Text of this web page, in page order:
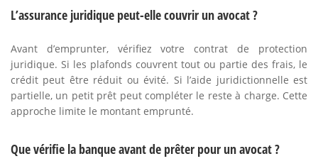
L’assurance juridique peut-elle couvrir un avocat ?
Avant d’emprunter, vérifiez votre contrat de protection
juridique. Si les plafonds couvrent tout ou partie des frais, le
crédit peut être réduit ou évité. Si l’aide juridictionnelle est
partielle, un petit prêt peut compléter le reste à charge. Cette
approche limite le montant emprunté.
Que vérifie la banque avant de prêter pour un avocat ?